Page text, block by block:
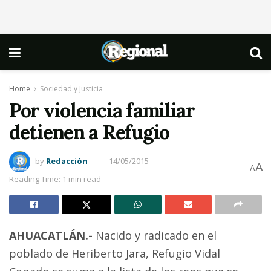
Home Sociedad y Justicia
Por violencia familiar
detienen a Refugio
by Redacción
14/05/2015
Reading Time: 1 min read
AA
AHUACATLÁN.- Nacido y radicado en el
poblado de Heriberto Jara, Refugio Vidal